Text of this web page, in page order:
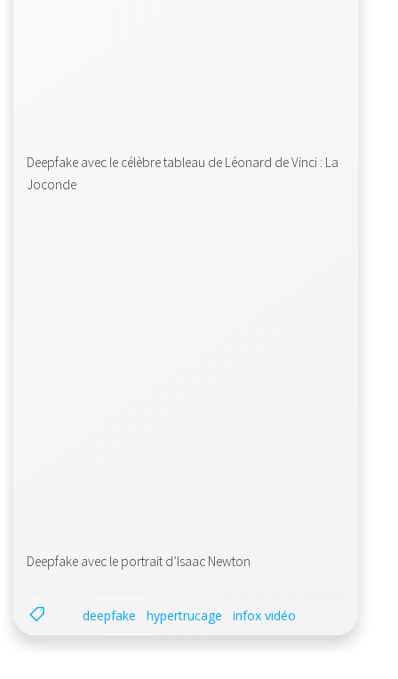
Deepfake avec le célèbre tableau de Léonard de Vinci : La
Joconde
Deepfake avec le portrait d’Isaac Newton
deepfake hypertrucage infox vidéo